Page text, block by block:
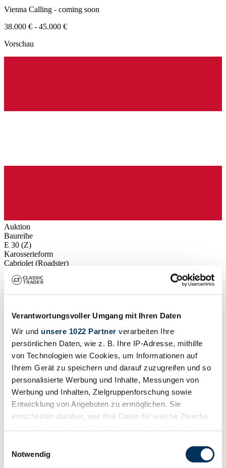
Verantwortungsvoller Umgang mit Ihren Daten
Wir und unsere 1022 Partner verarbeiten Ihre
persönlichen Daten, wie z. B. Ihre IP-Adresse, mithilfe
von Technologien wie Cookies, um Informationen auf
Ihrem Gerät zu speichern und darauf zuzugreifen und so
personalisierte Werbung und Inhalte, Messungen von
Werbung und Inhalten, Zielgruppenforschung sowie
Entwicklung von Angeboten zu ermöglichen. Sie
entscheiden darüber, wer Ihre Daten für welche Zwecke
Trigger Symbol ändern oder widerrufen
Notwendig
Vienna Calling - coming soon
38.000 € - 45.000 €
Vorschau
Auktion
Baureihe
E 30 (Z)
Karosserieform
Cabriolet (Roadster)
Nicht angegeben